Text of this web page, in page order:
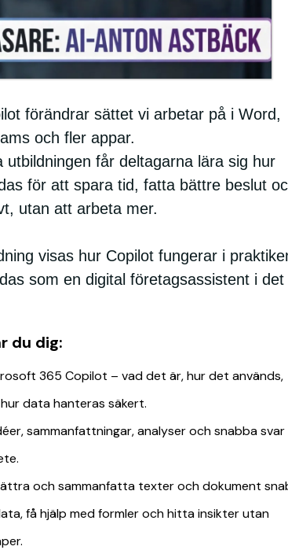
förändrar sättet vi arbetar på i Word,
och fler appar.
utbildningen får deltagarna lära sig hur
för att spara tid, fatta bättre beslut
utan att arbeta mer.
visas hur Copilot fungerar i
som en digital företagsassistent i det
du dig:
365 Copilot – vad det är, hur det används,
data hanteras säkert.
sammanfattningar, analyser och snabba svar
och sammanfatta texter och dokument
få hjälp med formler och hitta insikter utan